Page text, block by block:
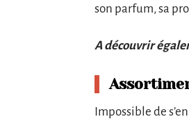
son parfum, sa
A découvrir
Impossible de